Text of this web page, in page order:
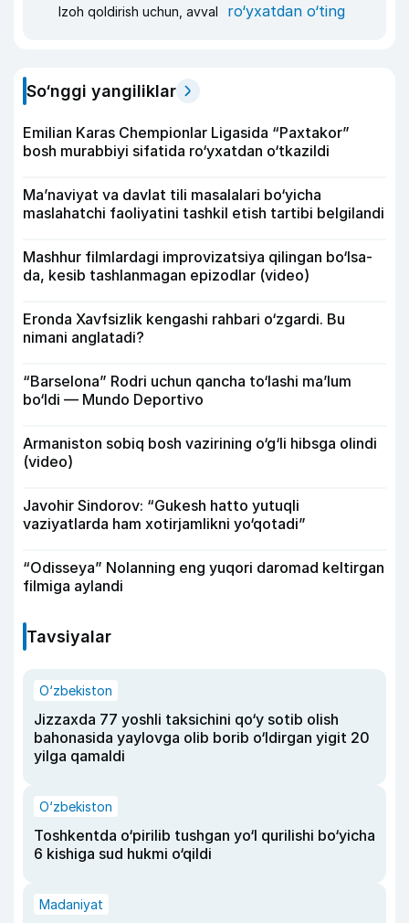
Izoh qoldirish uchun, avval ro‘yxatdan o‘ting
So‘nggi yangiliklar
Emilian Karas Chempionlar Ligasida “Paxtakor”
bosh murabbiyi sifatida ro‘yxatdan o‘tkazildi
Ma’naviyat va davlat tili masalalari bo‘yicha
maslahatchi faoliyatini tashkil etish tartibi belgilandi
Mashhur filmlardagi improvizatsiya qilingan bo‘lsa-
da, kesib tashlanmagan epizodlar (video)
Eronda Xavfsizlik kengashi rahbari o‘zgardi. Bu
nimani anglatadi?
“Barselona” Rodri uchun qancha to‘lashi ma’lum
bo‘ldi — Mundo Deportivo
Armaniston sobiq bosh vazirining o‘g‘li hibsga olindi
(video)
Javohir Sindorov: “Gukesh hatto yutuqli
vaziyatlarda ham xotirjamlikni yo‘qotadi”
“Odisseya” Nolanning eng yuqori daromad keltirgan
filmiga aylandi
Tavsiyalar
O‘zbekiston
Jizzaxda 77 yoshli taksichini qo‘y sotib olish
bahonasida yaylovga olib borib o‘ldirgan yigit 20
yilga qamaldi
O‘zbekiston
Toshkentda o‘pirilib tushgan yo‘l qurilishi bo‘yicha
6 kishiga sud hukmi o‘qildi
Madaniyat